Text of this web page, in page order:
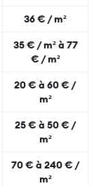
36 € / m²
35 € / m² à 77
€ / m²
20 € à 60 € /
m²
25 € à 50 € /
m²
70 € à 240 € /
m²